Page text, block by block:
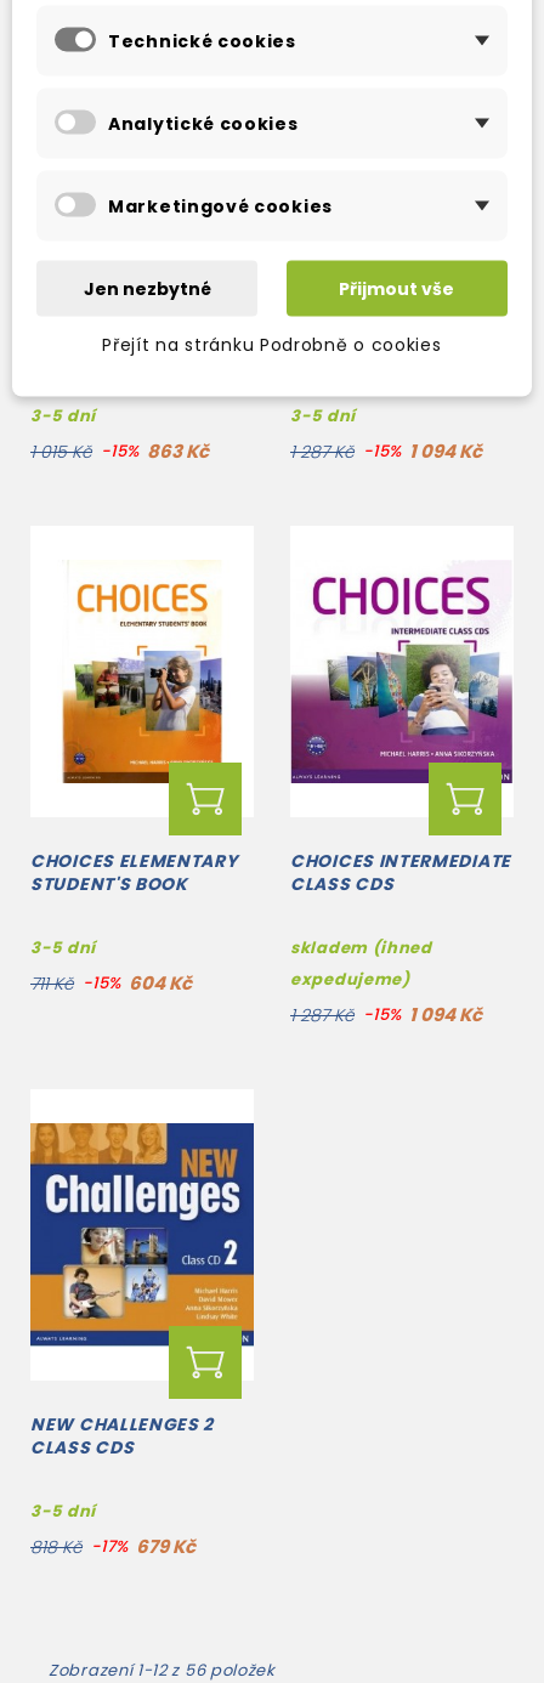
STUDENT'S BOOK +
MYENGLISHLAB
3-5 dní
1 015 Kč -15% 863 Kč
CLASS CDS
3-5 dní
1 287 Kč -15% 1 094 Kč
CHOICES ELEMENTARY
STUDENT'S BOOK
3-5 dní
711 Kč -15% 604 Kč
CHOICES INTERMEDIATE
CLASS CDS
skladem (ihned
expedujeme)
1 287 Kč -15% 1 094 Kč
NEW CHALLENGES 2
CLASS CDS
3-5 dní
818 Kč -17% 679 Kč
Zobrazení 1-12 z 56 položek
Technické cookies
Analytické cookies
Marketingové cookies
Jen nezbytné Přijmout vše
Přejít na stránku Podrobně o cookies